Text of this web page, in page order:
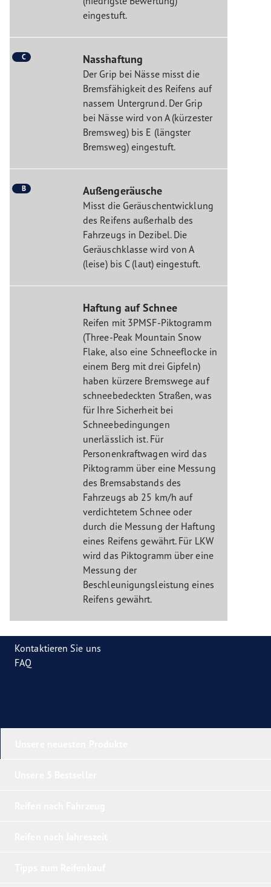
eingestuft.
C Nasshaftung
Der Grip bei Nässe misst die
Bremsfähigkeit des Reifens auf
nassem Untergrund. Der Grip
bei Nässe wird von A (kürzester
Bremsweg) bis E (längster
Bremsweg) eingestuft.
B Außengeräusche
Misst die Geräuschentwicklung
des Reifens außerhalb des
Fahrzeugs in Dezibel. Die
Geräuschklasse wird von A
(leise) bis C (laut) eingestuft.
Haftung auf Schnee
Reifen mit 3PMSF-Piktogramm
(Three-Peak Mountain Snow
Flake, also eine Schneeflocke in
einem Berg mit drei Gipfeln)
haben kürzere Bremswege auf
schneebedeckten Straßen, was
für Ihre Sicherheit bei
Schneebedingungen
unerlässlich ist. Für
Personenkraftwagen wird das
Piktogramm über eine Messung
des Bremsabstands des
Fahrzeugs ab 25 km/h auf
verdichtetem Schnee oder
durch die Messung der Haftung
eines Reifens gewährt. Für LKW
wird das Piktogramm über eine
Messung der
Beschleunigungsleistung eines
Reifens gewährt.
Kontaktieren Sie uns
FAQ